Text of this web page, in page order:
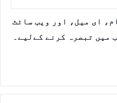
ای میل، اور ویب سائٹ
میں تبصرہ کرنے کےلیے۔